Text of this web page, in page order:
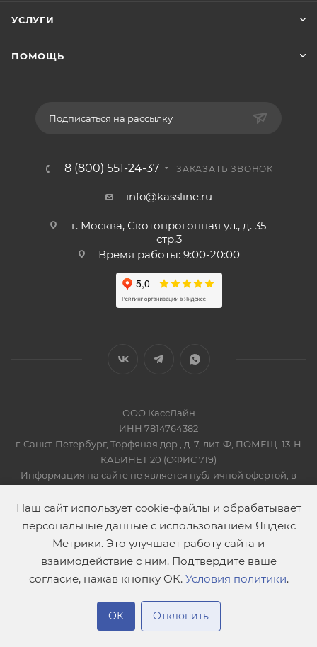
УСЛУГИ
ПОМОЩЬ
Подписаться на рассылку
8 (800) 551-24-37 ЗАКАЗАТЬ ЗВОНОК
info@kassline.ru
г. Москва, Скотопрогонная ул., д. 35
стр.3
Время работы: 9:00-20:00
ООО КассЛайн
ИНН 7814764382
г. Санкт-Петербург, Торфяная дор., д. 7, лит. Ф, ПОМЕЩ. 13-Н
КАБИНЕТ 20 (ОФИС 719)
Информация на сайте не является публичной офертой, в
2019-2026 © КАССЛАЙН
Наш сайт использует cookie-файлы и обрабатывает
персональные данные с использованием Яндекс
Метрики. Это улучшает работу сайта и
взаимодействие с ним. Подтвердите ваше
согласие, нажав кнопку ОК. Условия политики.
ОК Отклонить